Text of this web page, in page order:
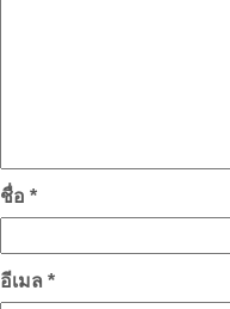
ชื่อ *
อีเมล *